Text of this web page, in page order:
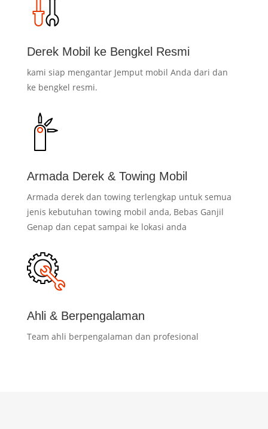
Derek Mobil ke Bengkel Resmi
kami siap mengantar Jemput mobil Anda dari dan
ke bengkel resmi.
Armada Derek & Towing Mobil
Armada derek dan towing terlengkap untuk semua
jenis kebutuhan towing mobil anda, Bebas Ganjil
Genap dan cepat sampai ke lokasi anda
Ahli & Berpengalaman
Team ahli berpengalaman dan profesional